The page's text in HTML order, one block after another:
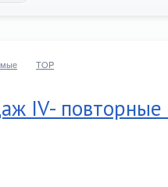
TOP
IV- повторные